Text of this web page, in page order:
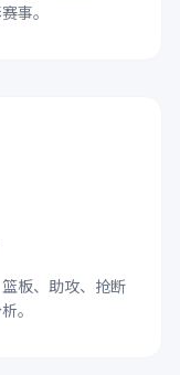
事。
板、助攻、抢断
。